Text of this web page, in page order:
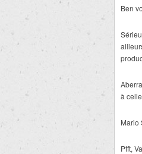
Ben
à
Mario
Pfft,